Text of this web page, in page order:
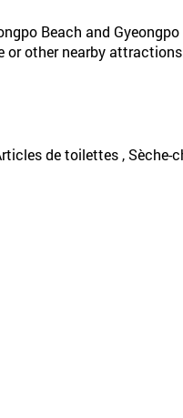
Beach and
or other nearby
de toilettes ,